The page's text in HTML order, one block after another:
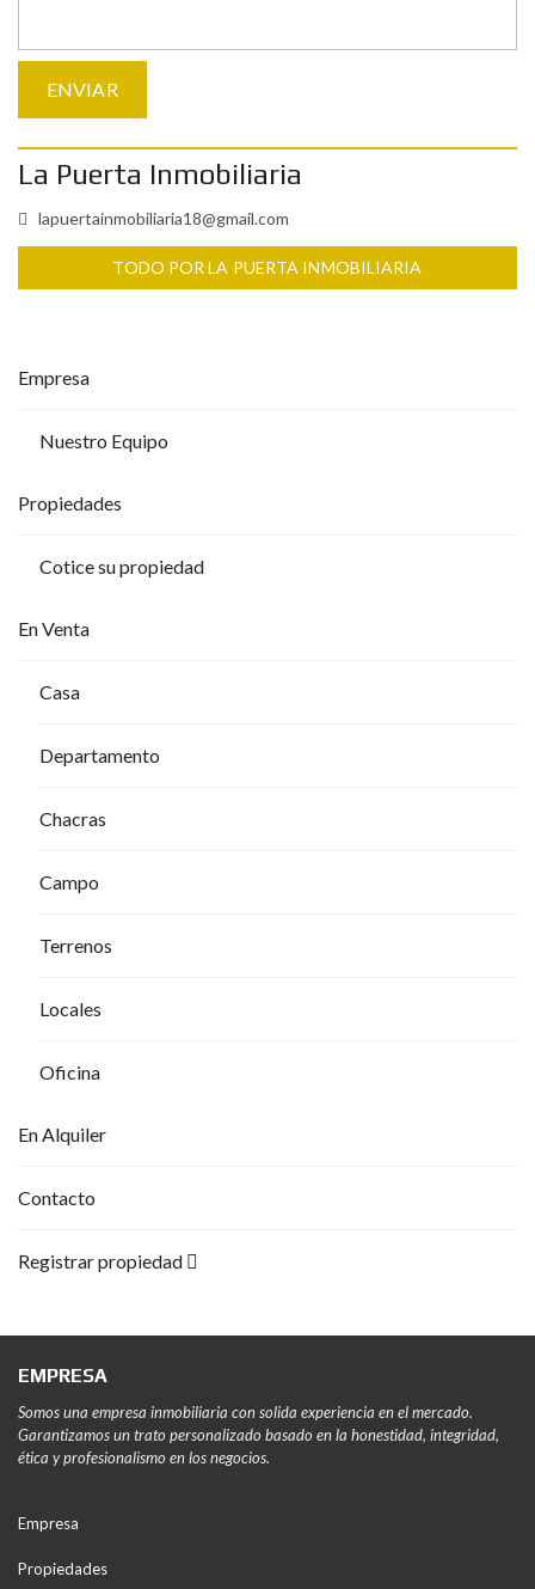
La Puerta Inmobiliaria
lapuertainmobiliaria18@gmail.com
TODO POR LA PUERTA INMOBILIARIA
Empresa
Nuestro Equipo
Propiedades
Cotice su propiedad
En Venta
Casa
Departamento
Chacras
Campo
Terrenos
Locales
Oficina
En Alquiler
Contacto
Registrar propiedad
EMPRESA
Somos una empresa inmobiliaria con solida experiencia en el mercado.
Garantizamos un trato personalizado basado en la honestidad, integridad,
ética y profesionalismo en los negocios.
Empresa
Propiedades